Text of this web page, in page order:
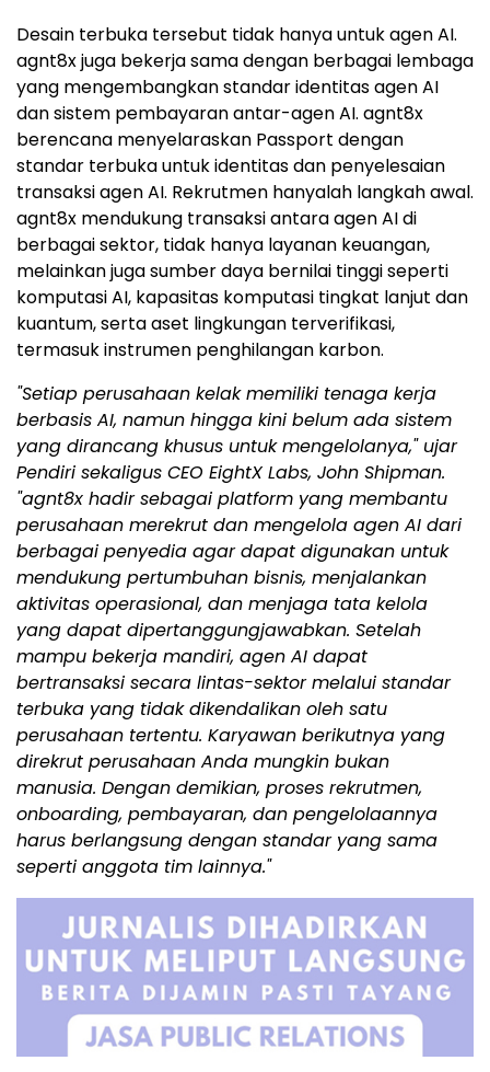
Desain terbuka tersebut tidak hanya untuk agen AI.
agnt8x juga bekerja sama dengan berbagai lembaga
yang mengembangkan standar identitas agen AI
dan sistem pembayaran antar-agen AI. agnt8x
berencana menyelaraskan Passport dengan
standar terbuka untuk identitas dan penyelesaian
transaksi agen AI. Rekrutmen hanyalah langkah awal.
agnt8x mendukung transaksi antara agen AI di
berbagai sektor, tidak hanya layanan keuangan,
melainkan juga sumber daya bernilai tinggi seperti
komputasi AI, kapasitas komputasi tingkat lanjut dan
kuantum, serta aset lingkungan terverifikasi,
termasuk instrumen penghilangan karbon.
"Setiap perusahaan kelak memiliki tenaga kerja
berbasis AI, namun hingga kini belum ada sistem
yang dirancang khusus untuk mengelolanya," ujar
Pendiri sekaligus CEO EightX Labs, John Shipman.
"agnt8x hadir sebagai platform yang membantu
perusahaan merekrut dan mengelola agen AI dari
berbagai penyedia agar dapat digunakan untuk
mendukung pertumbuhan bisnis, menjalankan
aktivitas operasional, dan menjaga tata kelola
yang dapat dipertanggungjawabkan. Setelah
mampu bekerja mandiri, agen AI dapat
bertransaksi secara lintas-sektor melalui standar
terbuka yang tidak dikendalikan oleh satu
perusahaan tertentu. Karyawan berikutnya yang
direkrut perusahaan Anda mungkin bukan
manusia. Dengan demikian, proses rekrutmen,
onboarding, pembayaran, dan pengelolaannya
harus berlangsung dengan standar yang sama
seperti anggota tim lainnya."